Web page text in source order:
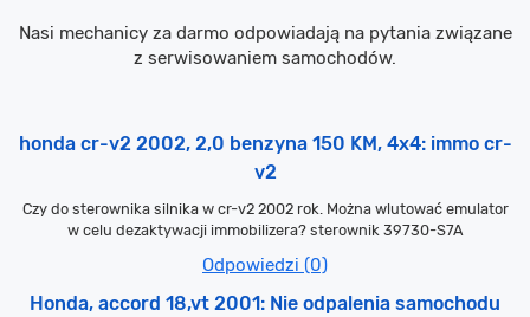
Nasi mechanicy za darmo odpowiadają na pytania związane
z serwisowaniem samochodów.
honda cr-v2 2002, 2,0 benzyna 150 KM, 4x4: immo cr-
v2
Czy do sterownika silnika w cr-v2 2002 rok. Można wlutować emulator
w celu dezaktywacji immobilizera? sterownik 39730-S7A
Odpowiedzi (0)
Honda, accord 18,vt 2001: Nie odpalenia samochodu